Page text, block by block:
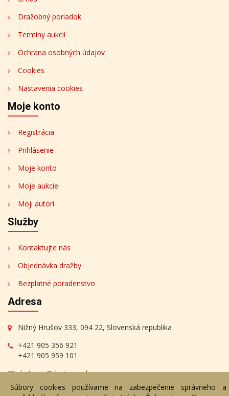
Dražobný poriadok
Termíny aukcií
Ochrana osobných údajov
Cookies
Nastavenia cookies
Moje konto
Registrácia
Prihlásenie
Moje konto
Moje aukcie
Moji autori
Služby
Kontaktujte nás
Objednávka dražby
Bezplatné poradenstvo
Adresa
Nižný Hrušov 333, 094 22, Slovenská republika
+421 905 356 921
+421 905 959 101
dartesro@dartesro.sk
Súbory cookies používame na zabezpečenie správneho a